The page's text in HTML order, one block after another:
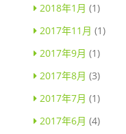
2018年1月 (1)
2017年11月 (1)
2017年9月 (1)
2017年8月 (3)
2017年7月 (1)
2017年6月 (4)